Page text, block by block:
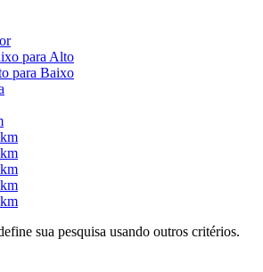
para Alto
para Baixo
sua pesquisa usando outros critérios.